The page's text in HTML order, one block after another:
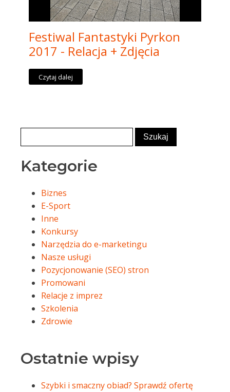
Festiwal Fantastyki Pyrkon
2017 - Relacja + Zdjęcia
Czytaj dalej
Kategorie
Biznes
E-Sport
Inne
Konkursy
Narzędzia do e-marketingu
Nasze usługi
Pozycjonowanie (SEO) stron
Promowani
Relacje z imprez
Szkolenia
Zdrowie
Ostatnie wpisy
Szybki i smaczny obiad? Sprawdź ofertę